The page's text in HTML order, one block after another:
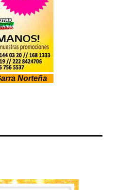
Norteña